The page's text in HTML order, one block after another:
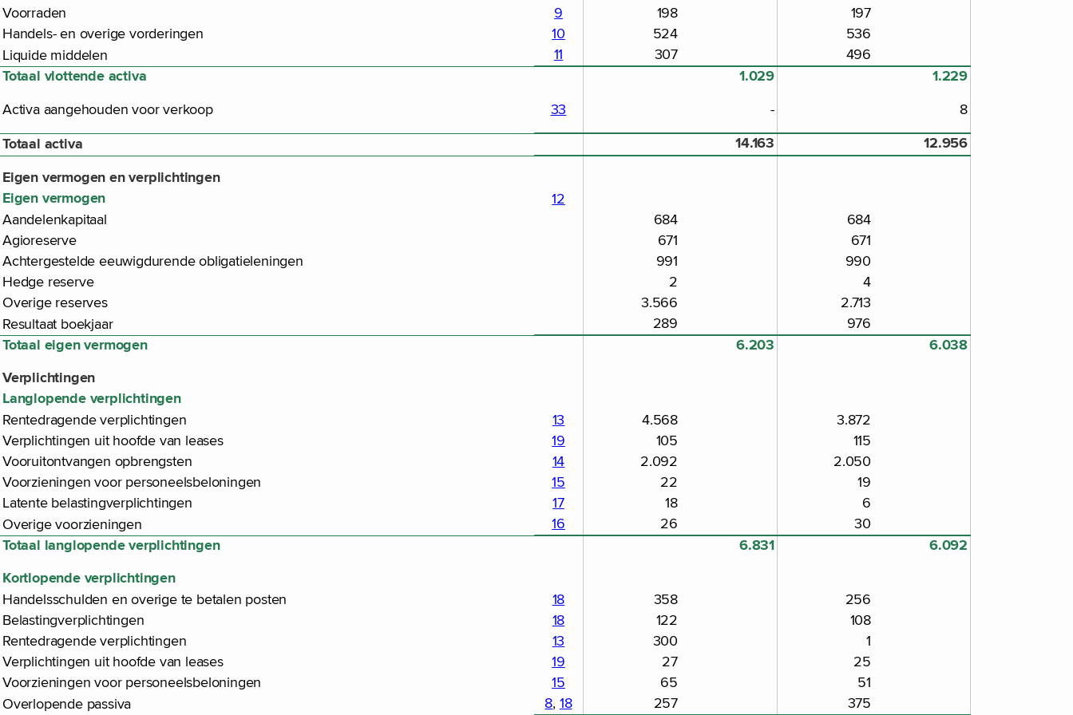
Voorraden 9 198
197
Handels- en overige vorderingen
10 524
536
Liquide middelen
11 307 496
Totaal vlottende activa 1.029 1.229
Activa aangehouden voor verkoop 33 - 8
Totaal activa 14.163
12.956
Eigen vermogen en verplichtingen
Eigen vermogen
12
Aandelenkapitaal
684
684
Agioreserve
671
671
Achtergestelde eeuwigdurende obligatieleningen
991
990
Hedge reserve
2
4
Overige reserves
3.566
2.713
Resultaat boekjaar
289 976
Totaal eigen vermogen 6.203
6.038
Verplichtingen
Langlopende verplichtingen
Rentedragende verplichtingen 13 4.568
3.872
Verplichtingen uit hoofde van leases
19 105
115
Vooruitontvangen opbrengsten
14 2.092
2.050
Voorzieningen voor personeelsbeloningen
15 22
19
Latente belastingverplichtingen
17 18
6
Overige voorzieningen
16 26 30
Totaal langlopende verplichtingen 6.831
6.092
Kortlopende verplichtingen
Handelsschulden en overige te betalen posten 18 358
256
Belastingverplichtingen
18 122
108
Rentedragende verplichtingen
13 300
1
Verplichtingen uit hoofde van leases
19 27
25
Voorzieningen voor personeelsbeloningen
15 65
51
Overlopende passiva
8, 18 257 375